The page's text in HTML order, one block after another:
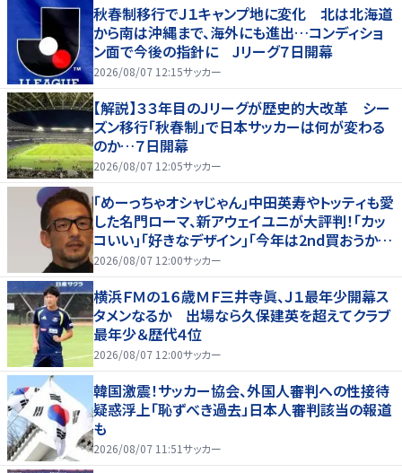
秋春制移行でＪ１キャンプ地に変化 北は北海道
から南は沖縄まで、海外にも進出…コンディショ
ン面で今後の指針に Jリーグ７日開幕
2026/08/07 12:15サッカー
【解説】３３年目のＪリーグが歴史的大改革 シー
ズン移行「秋春制」で日本サッカーは何が変わる
のか…７日開幕
2026/08/07 12:05サッカー
｢めーっちゃオシャじゃん｣中田英寿やトッティも愛
した名門ローマ、新アウェイユニが大評判！｢カッ
コいい｣｢好きなデザイン｣｢今年は2nd買おうか
な｣
2026/08/07 12:00サッカー
横浜ＦＭの１６歳ＭＦ三井寺眞、Ｊ１最年少開幕ス
タメンなるか 出場なら久保建英を超えてクラブ
最年少＆歴代４位
2026/08/07 12:00サッカー
韓国激震！サッカー協会、外国人審判への性接待
疑惑浮上「恥ずべき過去」日本人審判該当の報道
も
2026/08/07 11:51サッカー